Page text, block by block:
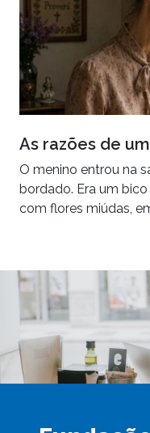
As razões de
O menino entrou na
bordado. Era um
com flores miúdas,